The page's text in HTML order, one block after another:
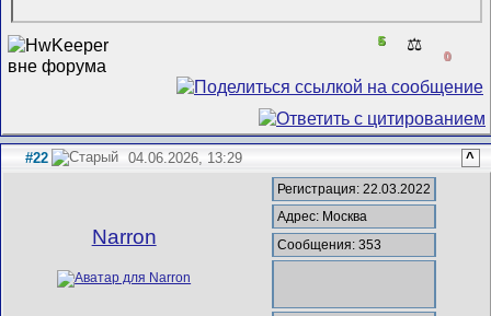
5 ⚖️
0
#22 04.06.2026, 13:29 ^
Narron
Регистрация: 22.03.2022
Адрес: Москва
Сообщения: 353